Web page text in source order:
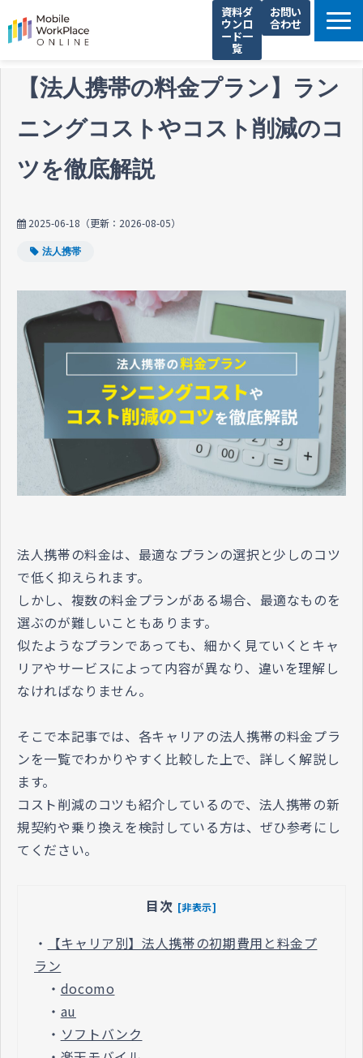
資料ダ
ウンロ
ード一
覧
お問い
合わせ
製品サービス一覧
解決できる課題
コネクシオの強み
セミナー・イベント情報
【法人携帯の料金プラン】ラン
ニングコストやコスト削減のコ
ツを徹底解説
2025-06-18 （更新： 2026-08-05）
法人携帯
法人携帯の料金は、最適なプランの選択と少しのコツ
で低く抑えられます。
しかし、複数の料金プランがある場合、最適なものを
選ぶのが難しいこともあります。
似たようなプランであっても、細かく見ていくとキャ
リアやサービスによって内容が異なり、違いを理解し
なければなりません。
そこで本記事では、各キャリアの法人携帯の料金プラ
ンを一覧でわかりやすく比較した上で、詳しく解説し
ます。
コスト削減のコツも紹介しているので、法人携帯の新
規契約や乗り換えを検討している方は、ぜひ参考にし
てください。
目次 [非表示]
・
【キャリア別】法人携帯の初期費用と料金プ
ラン
・ docomo
・ au
・ ソフトバンク